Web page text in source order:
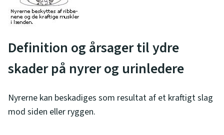
Definition og årsager til ydre
skader på nyrer og urinledere
Nyrerne kan beskadiges som resultat af et kraftigt slag
mod siden eller ryggen.